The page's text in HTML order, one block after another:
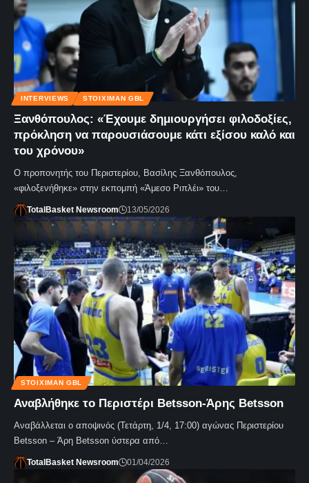
INTERVIEWS STOIXIMAN GBL
Ξανθόπουλος: «Έχουμε δημιουργήσει φιλοδοξίες,
πρόκληση να παρουσιάσουμε κάτι εξίσου καλό και
του χρόνου»
Ο προπονητής του Περιστερίου, Βασίλης Ξανθόπουλος,
«φιλοξενήθηκε» στην εκπομπή «Άμεσο Ριπλέι» του…
TotalBasket Newsroom 13/05/2026
STOIXIMAN GBL
Αναβλήθηκε το Περιστέρι Betsson-Άρης Betsson
Αναβάλλεται ο αποψινός (Τετάρτη, 1/4, 17:00) αγώνας Περιστερίου
Betsson – Άρη Betsson ύστερα από…
TotalBasket Newsroom 01/04/2026